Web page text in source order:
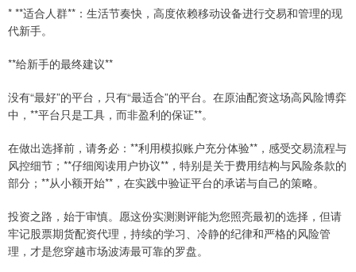
* **适合人群**：生活节奏快，高度依赖移动设备进行交易和管理的现
代新手。
**给新手的最终建议**
没有“最好”的平台，只有“最适合”的平台。在原油配资这场高风险博弈
中，**平台只是工具，而非盈利的保证**。
在做出选择前，请务必：**利用模拟账户充分体验**，感受交易流程与
风控细节；**仔细阅读用户协议**，特别是关于费用结构与风险条款的
部分；**从小额开始**，在实践中验证平台的承诺与自己的策略。
投资之路，始于审慎。愿这份实测测评能为您照亮最初的选择，但请
牢记股票期货配资代理，持续的学习、冷静的纪律和严格的风险管
理，才是您穿越市场波涛最可靠的罗盘。